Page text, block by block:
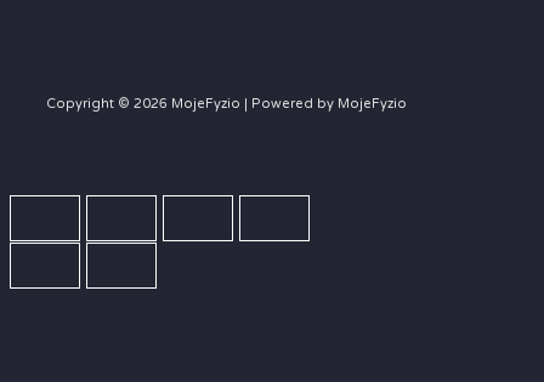
Copyright © 2026 MojeFyzio | Powered by MojeFyzio